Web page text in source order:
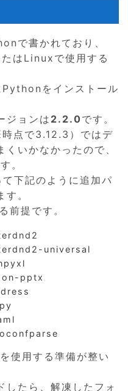
で書かれており、
はLinuxで使用する
をインストール
ョンは 2.2.0です。
点で3.12.3）ではデ
いかなかったので、
。
下記のように追加パ
。
前提です。
universal
pptx
用する準備が整い
したら、解凍したフォ